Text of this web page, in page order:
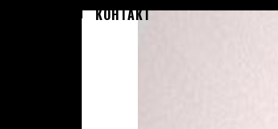
КОНТАКТ